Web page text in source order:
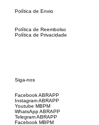
Política de Envio
Política de Reembolso
Política de Privacidade
Siga-nos
Facebook ABRAPP
Instagram ABRAPP
Youtube MBPM
WhatsApp ABRAPP
Telegram ABRAPP
Facebook MBPM